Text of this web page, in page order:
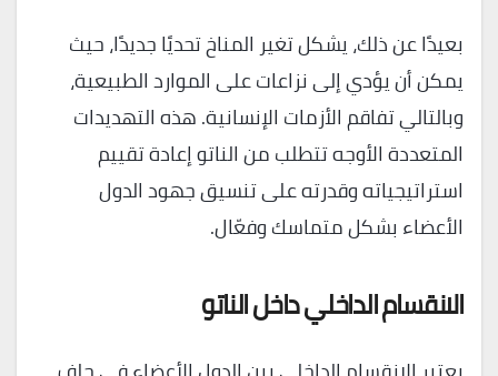
بعيدًا عن ذلك، يشكل تغير المناخ تحديًا جديدًا، حيث
يمكن أن يؤدي إلى نزاعات على الموارد الطبيعية،
وبالتالي تفاقم الأزمات الإنسانية. هذه التهديدات
المتعددة الأوجه تتطلب من الناتو إعادة تقييم
استراتيجياته وقدرته على تنسيق جهود الدول
الأعضاء بشكل متماسك وفعّال.
الانقسام الداخلي داخل الناتو